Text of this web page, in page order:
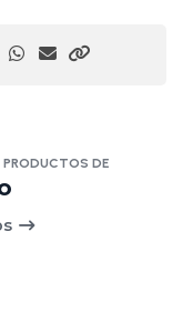
PRODUCTOS DE